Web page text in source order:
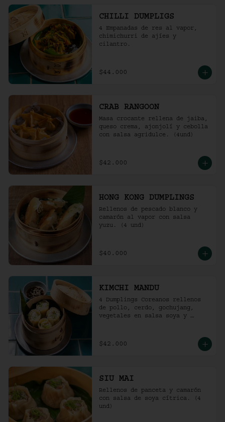
CHILLI DUMPLIGS
4 Empanadas de res al vapor,
chimichurri de ajíes y
cilantro.
$44.000
CRAB RANGOON
Masa crocante rellena de jaiba,
queso crema, ajonjolí y cebolla
con salsa agridulce. (4und)
$42.000
HONG KONG DUMPLINGS
Rellenos de pescado blanco y
camarón al vapor con salsa
yuzu. (4 und)
$40.000
KIMCHI MANDU
4 Dumplings Coreanos rellenos
de pollo, cerdo, gochujang,
vegetales en salsa soya y
$42.000
SIU MAI
Rellenos de panceta y camarón
con salsa de soya cítrica. (4
und)